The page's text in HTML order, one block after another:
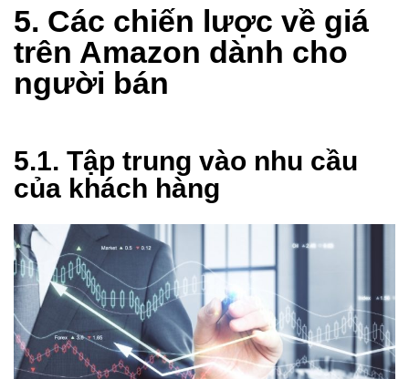
5. Các chiến lược về giá
trên Amazon dành cho
người bán
5.1. Tập trung vào nhu cầu
của khách hàng